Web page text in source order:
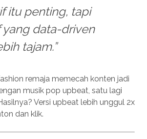
itu penting, tapi
yang data-driven
tajam.”
remaja memecah konten jadi
musik pop upbeat, satu lagi
Versi upbeat lebih unggul 2x
dan klik.